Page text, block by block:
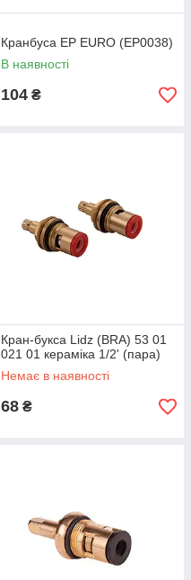
Кранбуса EP EURO (EP0038)
В наявності
104 ₴
Кран-букса Lidz (BRA) 53 01
021 01 кераміка 1/2' (пара)
Немає в наявності
68 ₴